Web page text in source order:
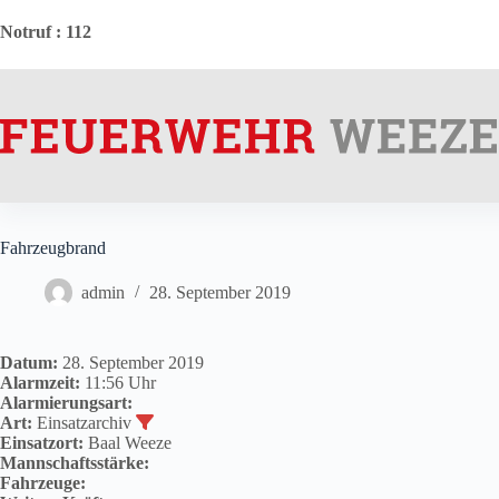
Inhalt
Notruf: 112
Fahrzeugbrand
admin 28. September 2019
Datum: 28. September 2019
Alarmzeit: 11:56 Uhr
Alarmierungsart:
Art: Einsatzarchiv
Einsatzort: Baal Weeze
Mannschaftsstärke:
Fahrzeuge: